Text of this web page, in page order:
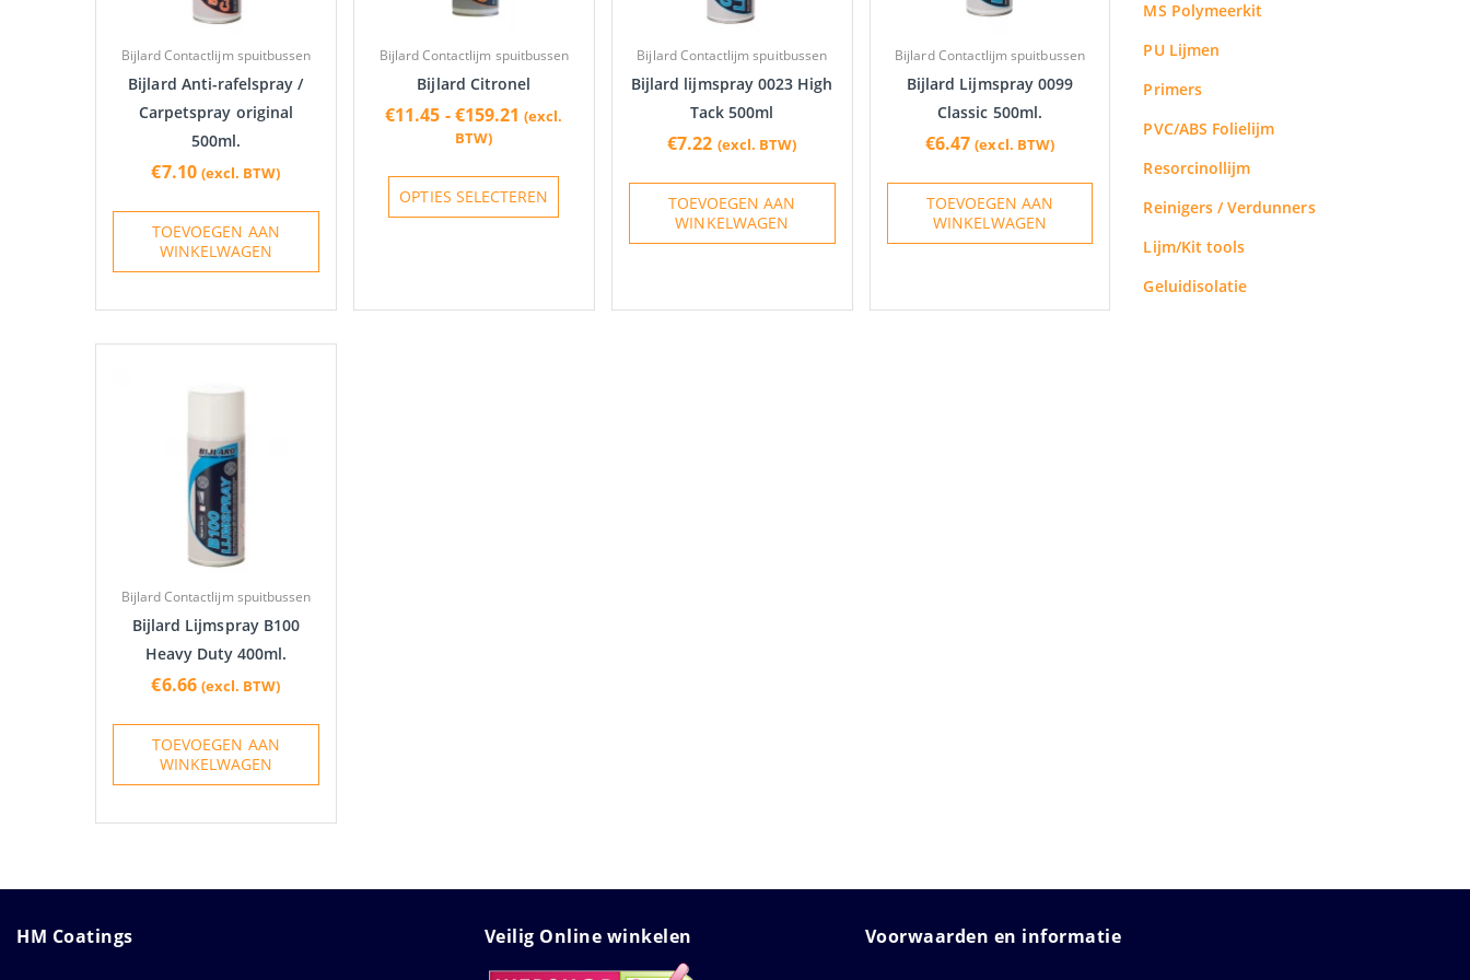
Bijlard Contactlijm spuitbussen
Bijlard Anti-rafelspray /
Carpetspray original
500ml.
€7.10 (excl. BTW)
TOEVOEGEN AAN
WINKELWAGEN
Bijlard Contactlijm spuitbussen
Bijlard Citronel
€11.45 - €159.21 (excl.
BTW)
OPTIES SELECTEREN
Bijlard Contactlijm spuitbussen
Bijlard lijmspray 0023 High
Tack 500ml
€7.22 (excl. BTW)
TOEVOEGEN AAN
WINKELWAGEN
Bijlard Contactlijm spuitbussen
Bijlard Lijmspray 0099
Classic 500ml.
€6.47 (excl. BTW)
TOEVOEGEN AAN
WINKELWAGEN
Bijlard Contactlijm spuitbussen
Bijlard Lijmspray B100
Heavy Duty 400ml.
€6.66 (excl. BTW)
TOEVOEGEN AAN
WINKELWAGEN
MS Polymeerkit
PU Lijmen
Primers
PVC/ABS Folielijm
Resorcinollijm
Reinigers / Verdunners
Lijm/Kit tools
Geluidisolatie
HM Coatings Veilig Online winkelen Voorwaarden en informatie